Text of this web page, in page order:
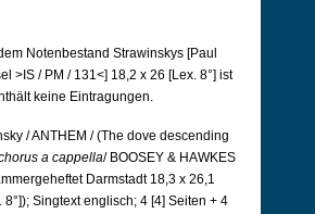
Notenbestand Strawinskys [Paul
>IS / PM / 131<] 18,2 x 26 [Lex. 8°] ist
keine Eintragungen.
/ ANTHEM / (The dove descending
a cappella/ BOOSEY & HAWKES
Darmstadt 18,3 x 26,1
8°]); Singtext englisch; 4 [4] Seiten + 4